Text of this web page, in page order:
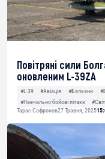
Повітряні сили
оновленим L-39ZA
#L-39 #Авіація #Балкани
#Навчально-бойові літаки
#Світ
Тарас Сафронов27 Травня, 2025